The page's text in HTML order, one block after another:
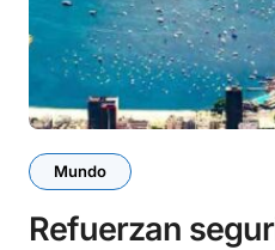
Mundo
Refuerzan